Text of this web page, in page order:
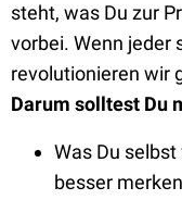
steht, was Du zur
vorbei. Wenn jeder
revolutionieren wir
Darum solltest Du
Was Du
besser merken